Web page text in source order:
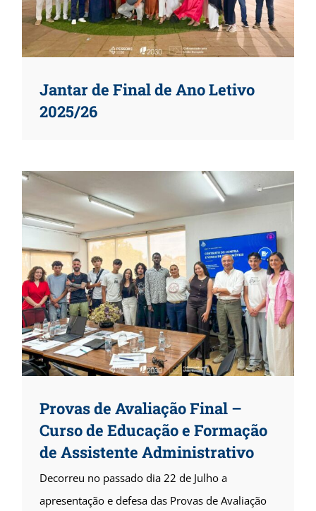
Jantar de Final de Ano Letivo
2025/26
Provas de Avaliação Final –
Curso de Educação e Formação
de Assistente Administrativo
Decorreu no passado dia 22 de Julho a
apresentação e defesa das Provas de Avaliação